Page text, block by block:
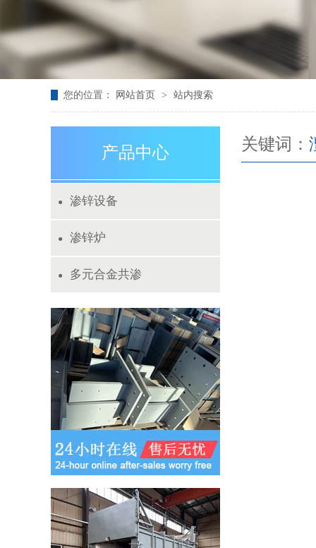
您的位置： 网站首页 > 站内搜索
产品中心
● 渗锌设备
● 渗锌炉
● 多元合金共渗
关键词：